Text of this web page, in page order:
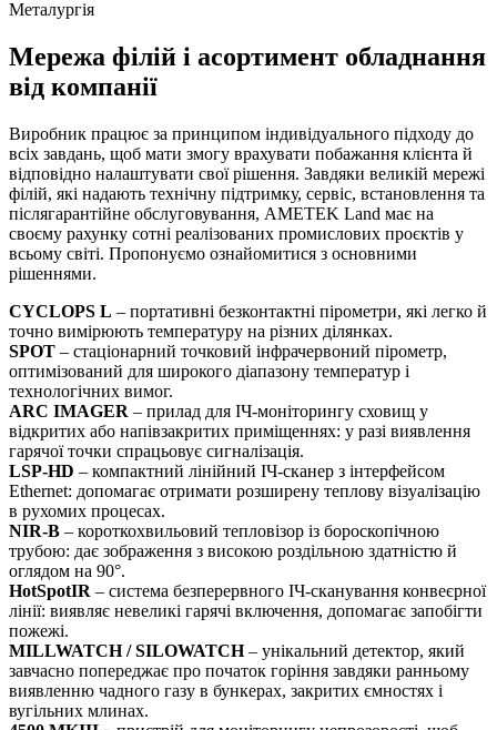
Металургія
Мережа філій і асортимент обладнання
від компанії
Виробник працює за принципом індивідуального підходу до
всіх завдань, щоб мати змогу врахувати побажання клієнта й
відповідно налаштувати свої рішення. Завдяки великій мережі
філій, які надають технічну підтримку, сервіс, встановлення та
післягарантійне обслуговування, AMETEK Land має на
своєму рахунку сотні реалізованих промислових проєктів у
всьому світі. Пропонуємо ознайомитися з основними
рішеннями.
CYCLOPS L – портативні безконтактні пірометри, які легко й
точно вимірюють температуру на різних ділянках.
SPOT – стаціонарний точковий інфрачервоний пірометр,
оптимізований для широкого діапазону температур і
технологічних вимог.
ARC IMAGER – прилад для ІЧ-моніторингу сховищ у
відкритих або напівзакритих приміщеннях: у разі виявлення
гарячої точки спрацьовує сигналізація.
LSP-HD – компактний лінійний ІЧ-сканер з інтерфейсом
Ethernet: допомагає отримати розширену теплову візуалізацію
в рухомих процесах.
NIR-B – короткохвильовий тепловізор із бороскопічною
трубою: дає зображення з високою роздільною здатністю й
оглядом на 90°.
HotSpotIR – система безперервного ІЧ-сканування конвеєрної
лінії: виявляє невеликі гарячі включення, допомагає запобігти
пожежі.
MILLWATCH / SILOWATCH– унікальний детектор, який
завчасно попереджає про початок горіння завдяки ранньому
виявленню чадного газу в бункерах, закритих ємностях і
вугільних млинах.